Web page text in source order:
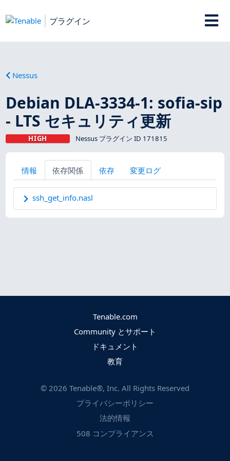
プラグイン
Nessus
Debian DLA-3334-1: sofia-sip
- LTS セキュリティ更新
HIGH Nessus プラグイン ID 171815
情報 依存関係 依存 変更ログ
ssh_get_info.nasl
Tenable.com
Community とサポート
ドキュメント
教育
© 2026 Tenable®, Inc. All Rights Reserved
プライバシーポリシー
法的情報
508 コンプライアンス